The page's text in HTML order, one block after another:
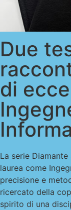
Due
di
La serie
laurea come
precisione e
ricercato della
spirito di una